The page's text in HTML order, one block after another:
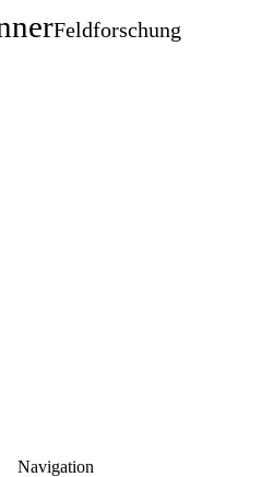
Feldforschung
Navigation